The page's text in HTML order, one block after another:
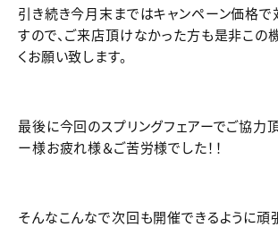
引き続き今月末まではキャンペーン価格で
すので、ご来店頂けなかった方も是非この
くお願い致します。
最後に今回のスプリングフェアーでご協力
ー様お疲れ様＆ご苦労様でした！！
そんなこんなで次回も開催できるように頑